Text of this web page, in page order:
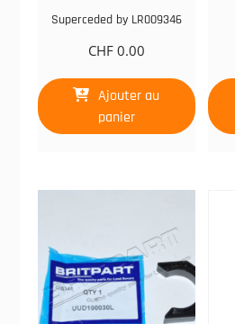
Superceded by LR009346
CHF0.00
Ajouter au
panier